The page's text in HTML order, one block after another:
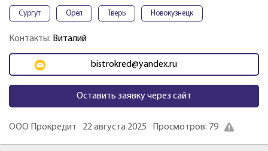
Сургут Орёл Тверь Новокузнецк
Контакты: Виталий
bistrokred@yandex.ru
Оставить заявку через сайт
ООО Прокредит 22 августа 2025 Просмотров: 79